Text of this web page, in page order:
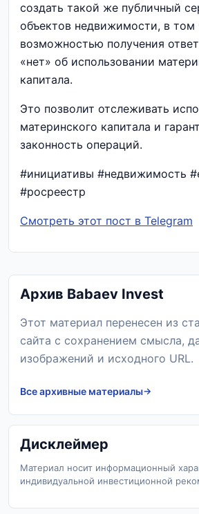
создать такой же публичный
объектов недвижимости, в том
возможностью получения
«нет» об использовании
капитала.
Это позволит отслеживать
материнского капитала и
законность операций.
#инициативы #недвижимость
#росреестр
Смотреть этот пост в Telegram
Архив Babaev Invest
Этот материал перенесен из
сайта с сохранением смысла,
изображений и исходного URL.
Все архивные материалы
Дисклеймер
Материал носит информационный
индивидуальной инвестиционной